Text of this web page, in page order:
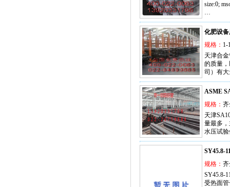
size:0;
…
化肥设
规格： 1-
天津合
的质量
司）有
ASME
规格： 齐
天津
量最多
水压试
SY45.8-
规格： 齐
SY45.8-
受热面